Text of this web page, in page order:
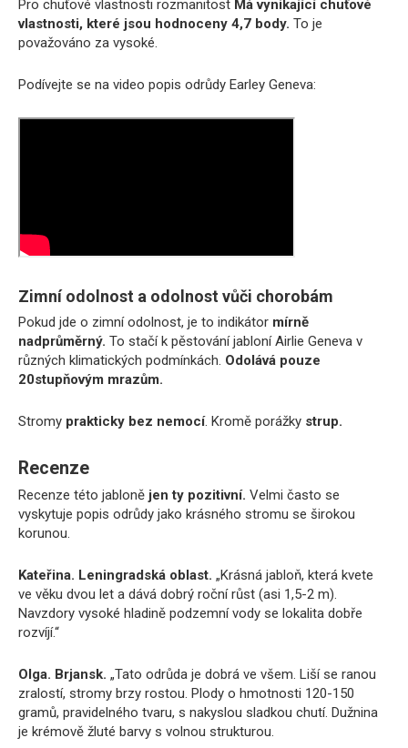
Pro chuťové vlastnosti rozmanitost Má vynikající chuťové
vlastnosti, které jsou hodnoceny 4,7 body. To je
považováno za vysoké.
Podívejte se na video popis odrůdy Earley Geneva:
Zimní odolnost a odolnost vůči chorobám
Pokud jde o zimní odolnost, je to indikátor mírně
nadprůměrný. To stačí k pěstování jabloní Airlie Geneva v
různých klimatických podmínkách. Odolává pouze
20stupňovým mrazům.
Stromy prakticky bez nemocí. Kromě porážky strup.
Recenze
Recenze této jabloně jen ty pozitivní. Velmi často se
vyskytuje popis odrůdy jako krásného stromu se širokou
korunou.
Kateřina. Leningradská oblast. „Krásná jabloň, která kvete
ve věku dvou let a dává dobrý roční růst (asi 1,5-2 m).
Navzdory vysoké hladině podzemní vody se lokalita dobře
rozvíjí.“
Olga. Brjansk. „Tato odrůda je dobrá ve všem. Liší se ranou
zralostí, stromy brzy rostou. Plody o hmotnosti 120-150
gramů, pravidelného tvaru, s nakyslou sladkou chutí. Dužnina
je krémově žluté barvy s volnou strukturou.